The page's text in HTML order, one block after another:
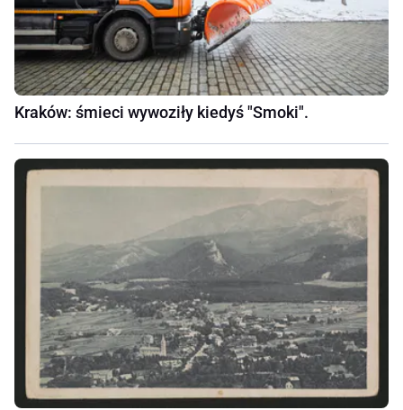
Kraków: śmieci wywoziły kiedyś "Smoki".